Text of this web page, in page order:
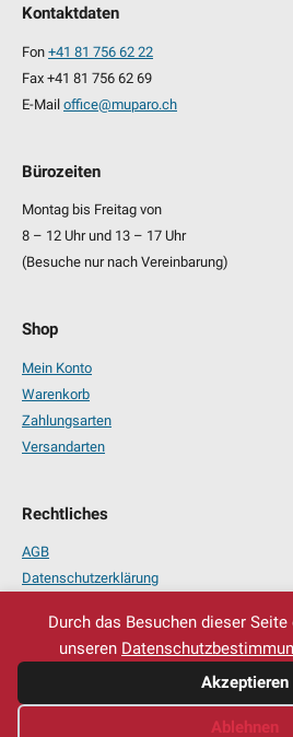
Durch das Besuchen dieser
unseren
Akzeptieren
Ablehnen
Kontaktdaten
Fon +41 81 756 62 22
Fax +41 81 756 62 69
E-Mail office@muparo.ch
Bürozeiten
Montag bis Freitag von
8 – 12 Uhr und 13 – 17 Uhr
(Besuche nur nach Vereinbarung)
Shop
Mein Konto
Warenkorb
Zahlungsarten
Versandarten
Rechtliches
AGB
Datenschutzerklärung